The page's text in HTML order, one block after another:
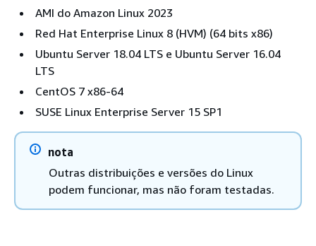
AMI do Amazon Linux 2023
Red Hat Enterprise Linux 8 (HVM) (64 bits x86)
Ubuntu Server 18.04 LTS e Ubuntu Server 16.04
LTS
CentOS 7 x86-64
SUSE Linux Enterprise Server 15 SP1
nota
Outras distribuições e versões do Linux
podem funcionar, mas não foram testadas.